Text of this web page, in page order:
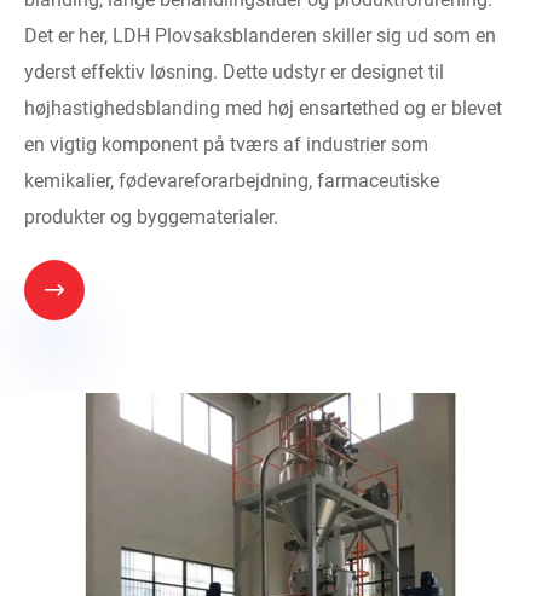
Det er her, LDH Plovsaksblanderen skiller sig ud som en
yderst effektiv løsning. Dette udstyr er designet til
højhastighedsblanding med høj ensartethed og er blevet
en vigtig komponent på tværs af industrier som
kemikalier, fødevareforarbejdning, farmaceutiske
produkter og byggematerialer.
